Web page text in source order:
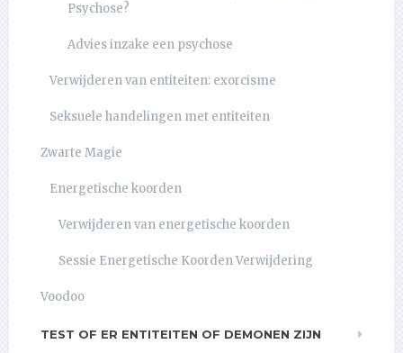
Psychose?
Advies inzake een psychose
Verwijderen van entiteiten: exorcisme
Seksuele handelingen met entiteiten
Zwarte Magie
Energetische koorden
Verwijderen van energetische koorden
Sessie Energetische Koorden Verwijdering
Voodoo
TEST OF ER ENTITEITEN OF DEMONEN ZIJN